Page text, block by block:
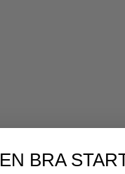
EN BRA